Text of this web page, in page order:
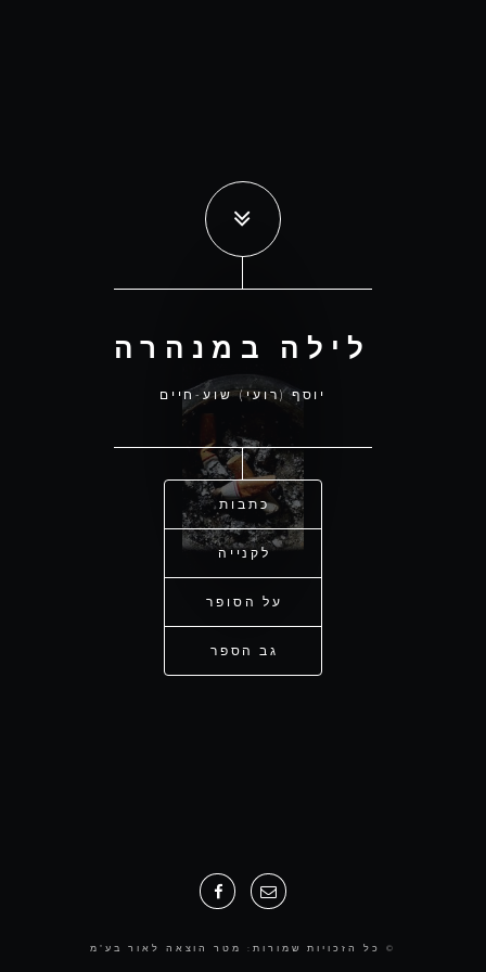
לילה במנהרה
יוסף (רועי) שוע-חיים
כתבות
לקנייה
על הסופר
גב הספר
כל הזכויות שמורות: מטר הוצאה לאור בע"מ ©